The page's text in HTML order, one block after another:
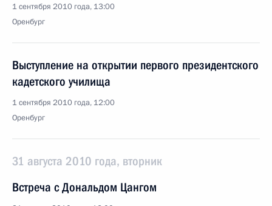
1 сентября 2010 года, 13:00
Оренбург
Выступление на открытии первого президентского
кадетского училища
1 сентября 2010 года, 12:00
Оренбург
31 августа 2010 года, вторник
Встреча с Дональдом Цангом